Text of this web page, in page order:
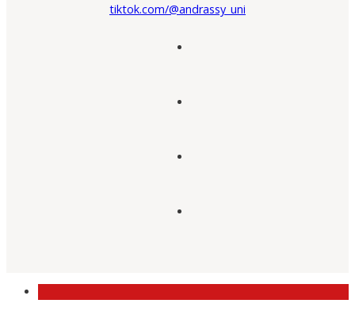
tiktok.com/@andrassy_uni